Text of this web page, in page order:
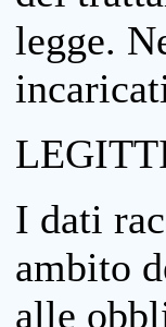
legge.
I dati
ambito
alle